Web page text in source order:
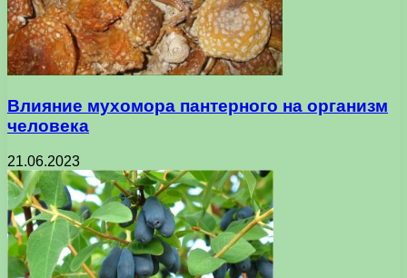
Влияние мухомора пантерного на организм
человека
21.06.2023